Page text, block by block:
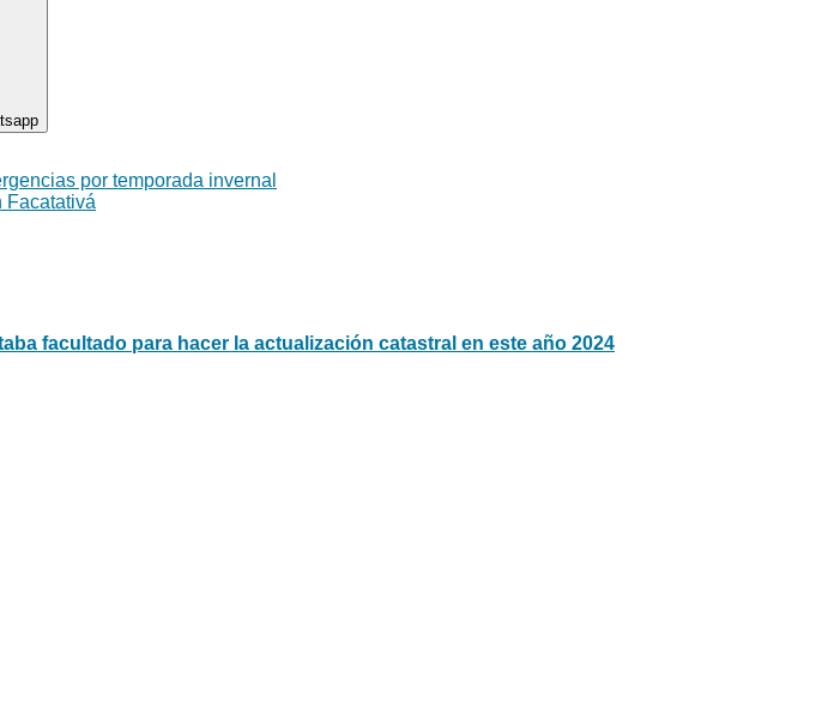
por temporada invernal
Facatativá
facultado para hacer la actualización catastral en este año 2024